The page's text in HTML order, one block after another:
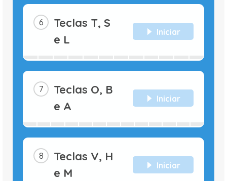
Teclas T, S
e L
Iniciar
Teclas O, B
e A
Iniciar
Teclas V, H
e M
Iniciar